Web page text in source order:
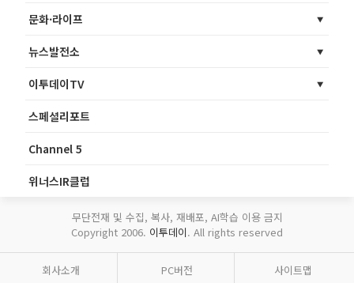
문화·라이프
뉴스발전소
이투데이TV
스페셜리포트
Channel 5
위너스IR클럽
무단전재 및 수집, 복사, 재배포, AI학습 이용 금지
Copyright 2006. 이투데이. All rights reserved
회사소개 PC버전 사이트맵